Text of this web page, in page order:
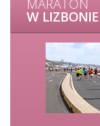
MARATON
W LIZBONIE